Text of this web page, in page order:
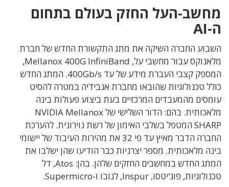
מחשב-העל החזק בעולם בתחום
ה-AI
השבוע החברה השיקה את מתג התקשורת החדש של חברת
מלאנוקס עבור מחשבי על, Mellanox 400G InfiniBand,
המספק קצבי העברת מידע של עד 400Gb/s. המתג החדש
כולל טכנולוגיות שהובאו מחברת אנבידיה במטרה להסיט
עומסים מהמעבדים המרכזיים בעת ביצוע פעולות בינה
מלאכותית. בהם: הדור השלישי של NVIDIA Mellanox
SHARP המטפל בשלבי האימון של רשת נוירונית. להערכת
החברה הדבר מאיץ עד פי 32 את מהירות העיבוד של יישומי
בינה מלאכותית. מספר יצרניות כבר הודיעו שהן ישלבו את
המתג החדש במחשבים החזקים שלהן. בהן: Atos, דל
טכנולוגיות, פוג'יטסו, Inspur, לנובו ו-Supermicro.